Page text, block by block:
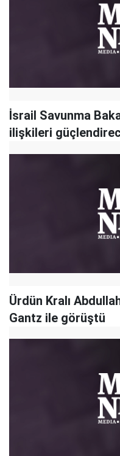
İsrail Savunma
ilişkileri
Ürdün Kralı
Gantz ile görüştü